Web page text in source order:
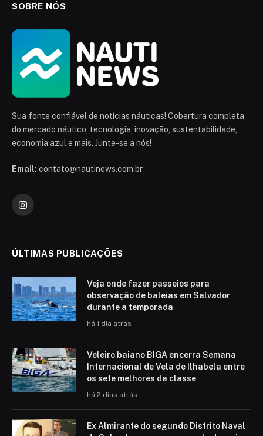
SOBRE NÓS
Sua fonte confiável de notícias náuticas! Cobertura completa
do mercado náutico, tecnologia, inovação, sustentabilidade,
economia azul e mais. Junte-se a nós!
Email: contato@nautinews.com.br
Instagram
ÚLTIMAS PUBLICAÇÕES
Veja onde fazer passeios para
observação de baleias em Salvador
durante a temporada
há 1 dia atrás
Veleiro baiano BIGA encerra Semana
Internacional de Vela de Ilhabela entre
os sete melhores da classe
há 2 dias atrás
Ex Almirante do segundo Distrito Naval